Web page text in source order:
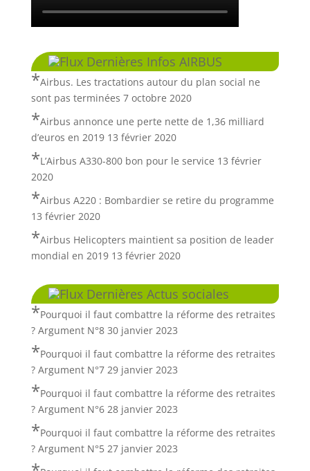
Dernières Infos AIRBUS
Airbus. Les tractations autour du plan social ne
sont pas terminées 7 octobre 2020
Airbus annonce une perte nette de 1,36 milliard
d’euros en 2019 13 février 2020
L’Airbus A330-800 bon pour le service 13 février
2020
Airbus A220 : Bombardier se retire du programme
13 février 2020
Airbus Helicopters maintient sa position de leader
mondial en 2019 13 février 2020
Dernières Actus sociales
Pourquoi il faut combattre la réforme des retraites
? Argument N°8 30 janvier 2023
Pourquoi il faut combattre la réforme des retraites
? Argument N°7 29 janvier 2023
Pourquoi il faut combattre la réforme des retraites
? Argument N°6 28 janvier 2023
Pourquoi il faut combattre la réforme des retraites
? Argument N°5 27 janvier 2023